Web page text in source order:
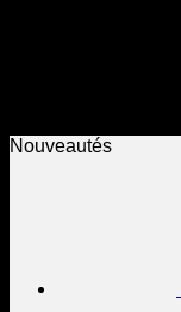
Nouveautés